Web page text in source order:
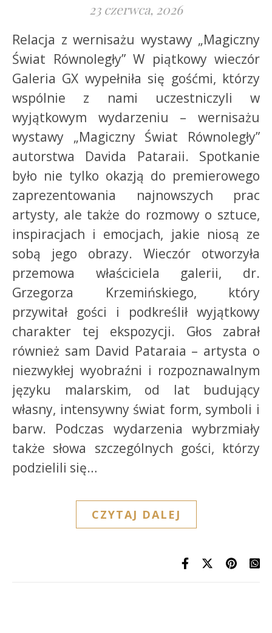
23 czerwca, 2026
Relacja z wernisażu wystawy „Magiczny
Świat Równoległy” W piątkowy wieczór
Galeria GX wypełniła się gośćmi, którzy
wspólnie z nami uczestniczyli w
wyjątkowym wydarzeniu – wernisażu
wystawy „Magiczny Świat Równoległy”
autorstwa Davida Pataraii. Spotkanie
było nie tylko okazją do premierowego
zaprezentowania najnowszych prac
artysty, ale także do rozmowy o sztuce,
inspiracjach i emocjach, jakie niosą ze
sobą jego obrazy. Wieczór otworzyła
przemowa właściciela galerii, dr.
Grzegorza Krzemińskiego, który
przywitał gości i podkreślił wyjątkowy
charakter tej ekspozycji. Głos zabrał
również sam David Pataraia – artysta o
niezwykłej wyobraźni i rozpoznawalnym
języku malarskim, od lat budujący
własny, intensywny świat form, symboli i
barw. Podczas wydarzenia wybrzmiały
także słowa szczególnych gości, którzy
podzielili się…
CZYTAJ DALEJ